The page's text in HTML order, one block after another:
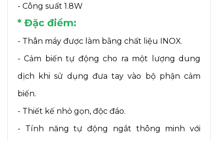
- Công suất 1.8W
* Đặc điểm:
- Thân máy được làm bằng chất liệu INOX.
- Cảm biến tự động cho ra một lượng dung
dịch khi sử dụng đưa tay vào bộ phận cảm
biến.
- Thiết kế nhỏ gọn, độc đáo.
- Tính năng tự động ngắt thông minh với